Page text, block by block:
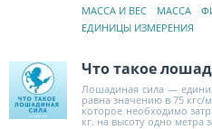
МАССА И ВЕС
МАССА
ЕДИНИЦЫ ИЗМЕРЕНИЯ
Что такое
Лошадиная сила —
равна значению в 75 кгс/
которое необходимо
кг. на высоту одно метра